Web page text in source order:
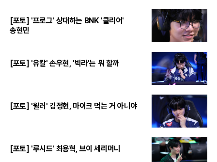
[포토] '프로그' 상대하는 BNK '클리어'
송현민
[포토] '유칼' 손우현, '빅라'는 뭐 할까
[포토] '윌러' 김정현, 마이크 먹는 거 아니야
[포토] '루시드' 최용혁, 브이 세리머니